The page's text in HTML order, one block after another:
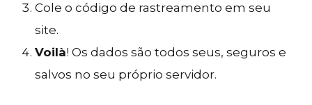
Cole o código de rastreamento em seu
site.
Voilà! Os dados são todos seus, seguros e
salvos no seu próprio servidor.